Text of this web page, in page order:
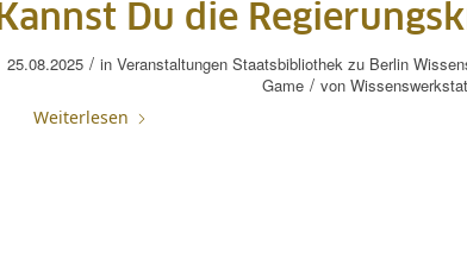
Kannst Du die
25.08.2025 / in Veranstaltungen Staatsbibliothek zu Berlin
Game / von
Weiterlesen